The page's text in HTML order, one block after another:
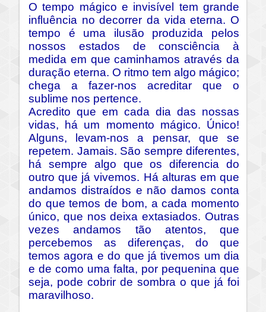
O tempo mágico e invisível tem grande
influência no decorrer da vida eterna. O
tempo é uma ilusão produzida pelos
nossos estados de consciência à
medida em que caminhamos através da
duração eterna. O ritmo tem algo mágico;
chega a fazer-nos acreditar que o
sublime nos pertence.
Acredito que em cada dia das nossas
vidas, há um momento mágico. Único!
Alguns, levam-nos a pensar, que se
repetem. Jamais. São sempre diferentes,
há sempre algo que os diferencia do
outro que já vivemos. Há alturas em que
andamos distraídos e não damos conta
do que temos de bom, a cada momento
único, que nos deixa extasiados. Outras
vezes andamos tão atentos, que
percebemos as diferenças, do que
temos agora e do que já tivemos um dia
e de como uma falta, por pequenina que
seja, pode cobrir de sombra o que já foi
maravilhoso.